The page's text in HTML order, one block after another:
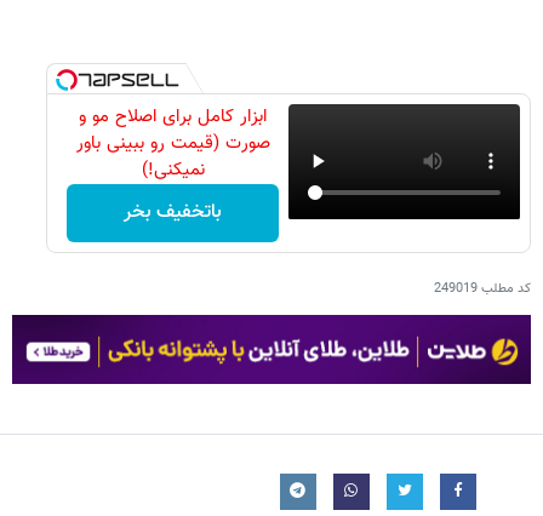
ابزار کامل برای اصلاح مو و
صورت (قیمت رو ببینی باور
نمیکنی!)
باتخفیف بخر
کد مطلب249019